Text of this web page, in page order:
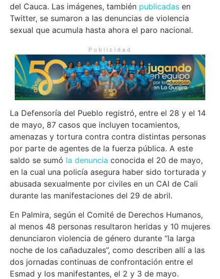
del Cauca. Las imágenes, también publicadas en
Twitter, se sumaron a las denuncias de violencia
sexual que acumula hasta ahora el paro nacional.
Publicidad
La Defensoría del Pueblo registró, entre el 28 y el 14
de mayo, 87 casos que incluyen tocamientos,
amenazas y tortura contra contra distintas personas
por parte de agentes de la fuerza pública. A este
saldo se sumó la denuncia conocida el 20 de mayo,
en la cual una policía asegura haber sido torturada y
abusada sexualmente por civiles en un CAI de Cali
durante las manifestaciones del 29 de abril.
En Palmira, según el Comité de Derechos Humanos,
al menos 48 personas resultaron heridas y 10 mujeres
denunciaron violencia de género durante “la larga
noche de los cañaduzales”, como describen allí a las
dos jornadas continuas de confrontación entre el
Esmad y los manifestantes, el 2 y 3 de mayo.